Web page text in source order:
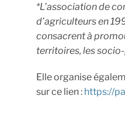
*L’association de
d’agriculteurs en
consacrent à
territoires, les
Elle organise
sur ce lien : https://